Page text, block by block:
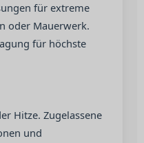
für extreme
oder Mauerwerk.
für höchste
Hitze. Zugelassene
und